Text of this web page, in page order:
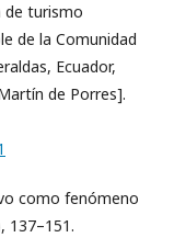
de turismo
de la Comunidad
Ecuador,
de Porres].
como fenómeno
137–151.